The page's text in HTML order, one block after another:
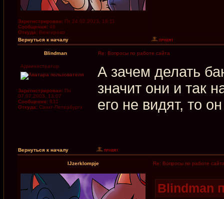
Зарегистрирован: Пт 24.02.2023, 19:11
Сообщения: 46
Откуда: Венгерово
Вернуться к началу
Blindman Re: Вопросы по работе сайта
Администратор
Зарегистрирован: Пн
07.07.2003, 13:07
Сообщения: 831
Откуда: Санкт-Петербургх
А зачем делать
значит они и так
его не видят, то
Вернуться к началу
IJzerklompje Re: Вопросы по работе
Blindman